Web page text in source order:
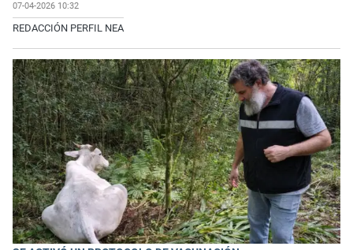
07-04-2026 10:32
REDACCIÓN PERFIL NEA